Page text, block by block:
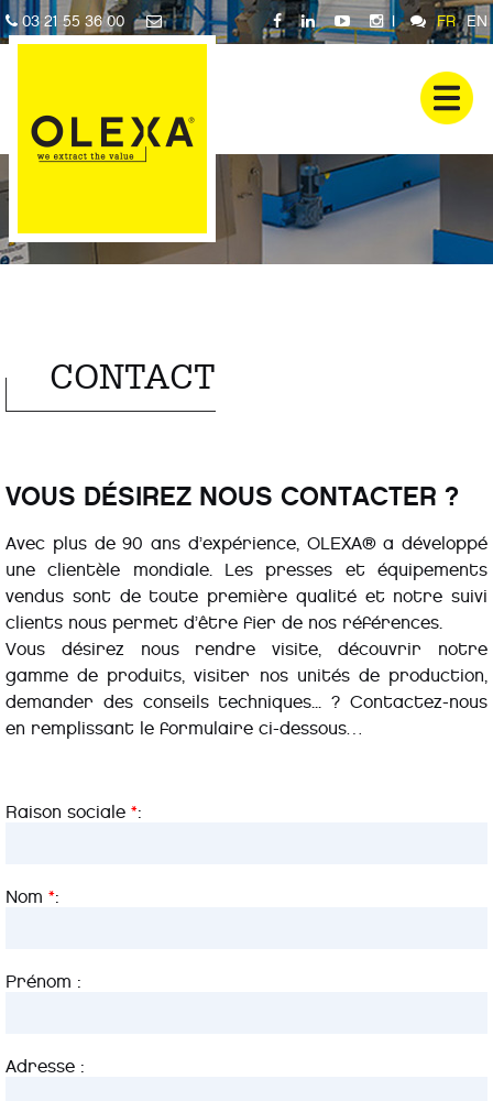
03 21 55 36 00 | FR EN
CONTACT
VOUS DÉSIREZ NOUS CONTACTER ?
Avec plus de 90 ans d’expérience, OLEXA®a développé
une clientèle mondiale. Les presses et équipements
vendus sont de toute première qualité et notre suivi
clients nous permet d’être fier de nos références.
Vous désirez nous rendre visite, découvrir notre
gamme de produits, visiter nos unités de production,
demander des conseils techniques... ? Contactez-nous
en remplissant le formulaire ci-dessous…
Raison sociale *:
Nom *:
Prénom :
Adresse :